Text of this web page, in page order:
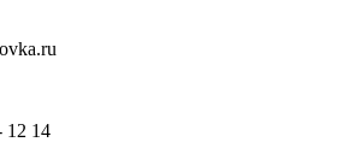
12 14